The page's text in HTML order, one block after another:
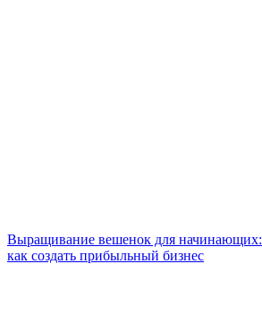
Выращивание вешенок для начинающих:
как создать прибыльный бизнес